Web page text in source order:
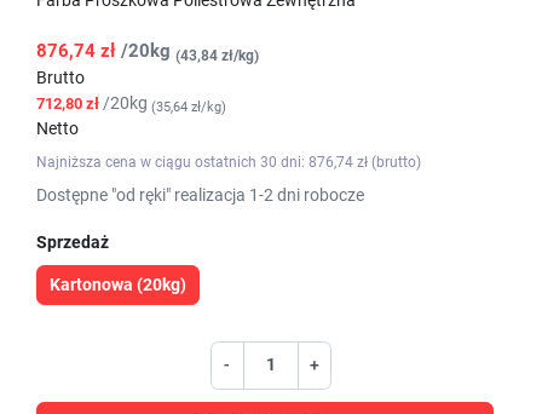
876,74 zł /20kg (43,84 zł/kg)
Brutto
712,80 zł /20kg (35,64 zł/kg)
Netto
Najniższa cena w ciągu ostatnich 30 dni: 876,74 zł (brutto)
Dostępne "od ręki" realizacja 1-2 dni robocze
Sprzedaż
Kartonowa (20kg)
- +